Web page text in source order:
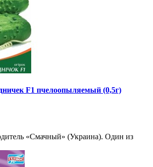
F1 пчелоопыляемый (0,5г)
«Смачный» (Украина). Один из